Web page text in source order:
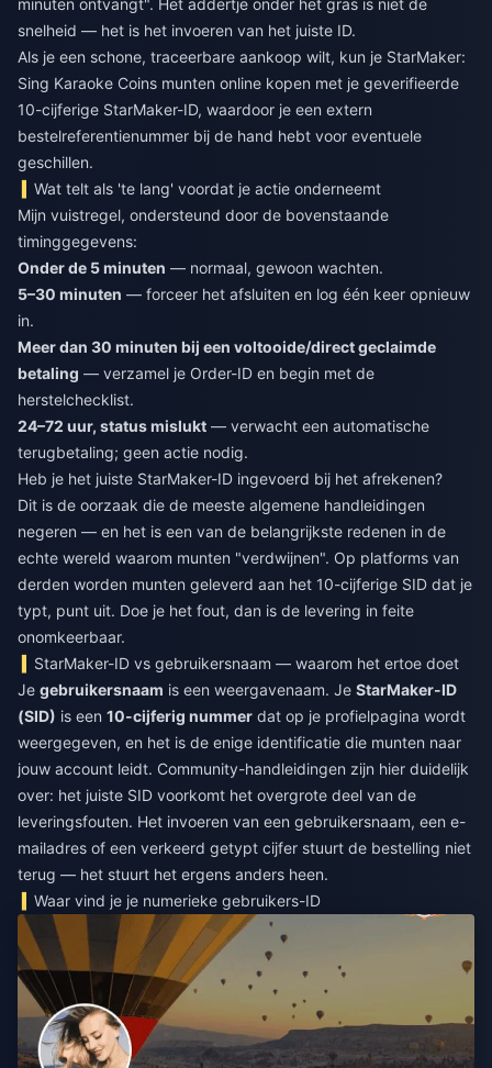
minuten ontvangt". Het addertje onder het gras is niet de
snelheid — het is het invoeren van het juiste ID.
Als je een schone, traceerbare aankoop wilt, kun je StarMaker:
Sing Karaoke Coins munten online kopen met je geverifieerde
10-cijferige StarMaker-ID, waardoor je een extern
bestelreferentienummer bij de hand hebt voor eventuele
geschillen.
Wat telt als 'te lang' voordat je actie onderneemt
Mijn vuistregel, ondersteund door de bovenstaande
timinggegevens:
Onder de 5 minuten — normaal, gewoon wachten.
5–30 minuten — forceer het afsluiten en log één keer opnieuw
in.
Meer dan 30 minuten bij een voltooide/direct geclaimde
betaling — verzamel je Order-ID en begin met de
herstelchecklist.
24–72 uur, status mislukt — verwacht een automatische
terugbetaling; geen actie nodig.
Heb je het juiste StarMaker-ID ingevoerd bij het afrekenen?
Dit is de oorzaak die de meeste algemene handleidingen
negeren — en het is een van de belangrijkste redenen in de
echte wereld waarom munten "verdwijnen". Op platforms van
derden worden munten geleverd aan het 10-cijferige SID dat je
typt, punt uit. Doe je het fout, dan is de levering in feite
onomkeerbaar.
StarMaker-ID vs gebruikersnaam — waarom het ertoe doet
Je gebruikersnaam is een weergavenaam. Je StarMaker-ID
(SID) is een 10-cijferig nummer dat op je profielpagina wordt
weergegeven, en het is de enige identificatie die munten naar
jouw account leidt. Community-handleidingen zijn hier duidelijk
over: het juiste SID voorkomt het overgrote deel van de
leveringsfouten. Het invoeren van een gebruikersnaam, een e-
mailadres of een verkeerd getypt cijfer stuurt de bestelling niet
terug — het stuurt het ergens anders heen.
Waar vind je je numerieke gebruikers-ID